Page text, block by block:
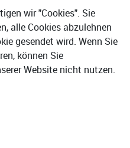
wir "Cookies". Sie
alle Cookies abzulehnen
gesendet wird. Wenn Sie
können Sie
Website nicht nutzen.